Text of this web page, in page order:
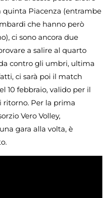
quinta Piacenza (entrambe
che hanno però
ci sono ancora due
a salire al quarto
contro gli umbri, ultima
ci sarà poi il match
10 febbraio, valido per il
ritorno. Per la prima
Vero Volley,
gara alla volta, è